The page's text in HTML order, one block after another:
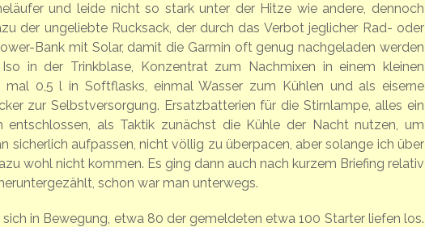
und leide nicht so stark unter der Hitze wie andere, dennoch
der ungeliebte Rucksack, der durch das Verbot jeglicher Rad- oder
Bank mit Solar, damit die Garmin oft genug nachgeladen werden
in der Trinkblase, Konzentrat zum Nachmixen in einem kleinen
mal 0,5 l in Softflasks, einmal Wasser zum Kühlen und als eiserne
zur Selbstversorgung. Ersatzbatterien für die Stirnlampe, alles ein
als Taktik zunächst die Kühle der Nacht nutzen, um
sicherlich aufpassen, nicht völlig zu überpacen, aber solange ich über
wohl nicht kommen. Es ging dann auch nach kurzem Briefing relativ
schon war man unterwegs.
in Bewegung, etwa 80 der gemeldeten etwa 100 Starter liefen los.